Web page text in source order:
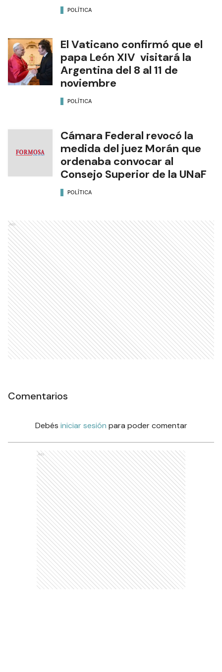
POLÍTICA
El Vaticano confirmó que el
papa León XIV visitará la
Argentina del 8 al 11 de
noviembre
POLÍTICA
Cámara Federal revocó la
medida del juez Morán que
ordenaba convocar al
Consejo Superior de la UNaF
POLÍTICA
Ads
Comentarios
Debés iniciar sesión para poder comentar
Ads